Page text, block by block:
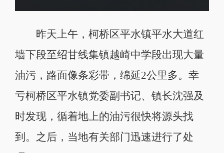
昨天上午，柯桥区平水镇平水大道红
墙下段至绍甘线集镇越崎中学段出现大量
油污，路面像条彩带，绵延2公里多。幸
亏柯桥区平水镇党委副书记、镇长沈强及
时发现，循着地上的油污很快将源头找
到。之后，当地有关部门迅速进行了处